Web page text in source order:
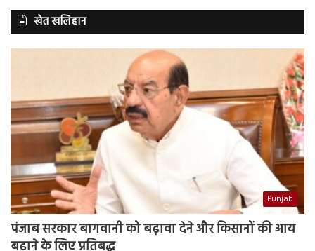
खेत खलिहान
Punjab
पंजाब सरकार बागवानी को बढ़ावा देने और किसानों की आय
बढ़ाने के लिए प्रतिबद्ध